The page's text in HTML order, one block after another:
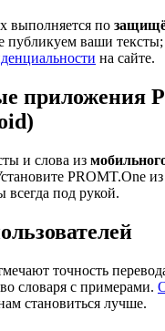
выполняется по
публикуем ваши
на сайте.
приложения
и слова из
PROMT.One из
под рукой.
точность
словаря с примерами.
становиться лучше.